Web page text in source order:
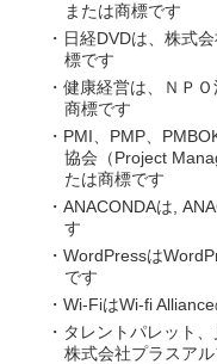
または商標です
・日経DVDは、株式
標です
・健康経営は、ＮＰ
商標です
・PMI、PMP、
協会（Project
たは商標です
・ANACONDAは,
す
・WordPressは
です
・Wi-FiはWi-fi
・タレントパレット
株式会社プラスア